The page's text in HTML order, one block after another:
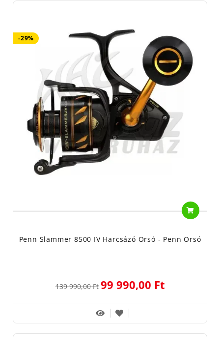
-29%
Penn Slammer 8500 IV Harcsázó Orsó - Penn Orsó
139 990,00 Ft 99 990,00 Ft